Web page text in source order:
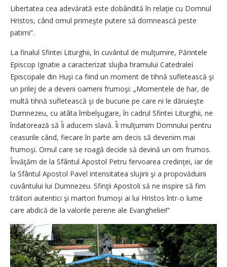
Libertatea cea adevărată este dobândită în relaţie cu Domnul
Hristos, când omul primeşte putere să domnească peste
patimi”.
La finalul Sfintei Liturghii, în cuvântul de mulţumire, Părintele
Episcop Ignatie a caracterizat slujba hramului Catedralei
Episcopale din Huşi ca fiind un moment de tihnă sufletească şi
un prilej de a deveni oameni frumoşi: „Momentele de har, de
multă tihnă sufletească şi de bucurie pe care ni le dăruieşte
Dumnezeu, cu atâta îmbelşugare, în cadrul Sfintei Liturghii, ne
îndatorează să Îi aducem slavă. Îi mulţumim Domnului pentru
ceasurile când, fiecare în parte am decis să devenim mai
frumoşi. Omul care se roagă decide să devină un om frumos.
Învăţăm de la Sfântul Apostol Petru fervoarea credinţei, iar de
la Sfântul Apostol Pavel intensitatea slujirii şi a propovăduirii
cuvântului lui Dumnezeu. Sfinţii Apostoli să ne inspire să fim
trăitori autentici şi martori frumoşi ai lui Hristos într-o lume
care abdică de la valorile perene ale Evangheliei!”